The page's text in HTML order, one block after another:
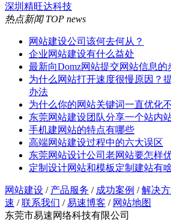
深圳精旺达科技
热点新闻TOP news
网站建设公司该何去何从？
企业网站建设有什么益处
最新向Domz网站提交网站信息的
为什么网站打开速度很慢原因？
办法
为什么你的网站关键词一直优化
东莞网站建设团队分享一个站内
手机建网站的特点有哪些
高端网站建设过程中的六大误区
东莞网站设计公司老网站要怎样
定制设计网站和模板定制建站有
网站建设 / 产品服务 / 成功案例 / 解决
速 / 联系我们 / 易速博客 / 网站地图
东莞市易速网络科技有限公司